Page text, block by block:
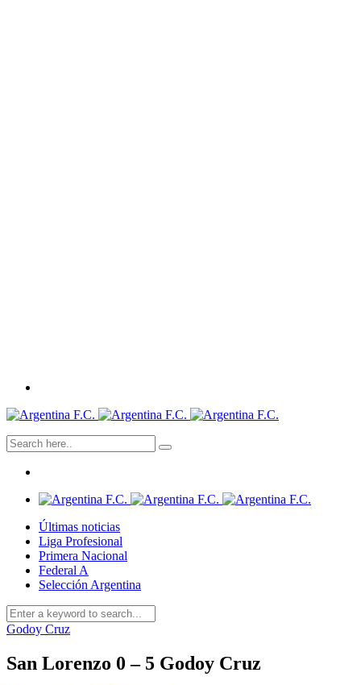
Últimas noticias
Liga Profesional
Primera Nacional
Federal A
Selección Argentina
Godoy Cruz
San Lorenzo 0 – 5 Godoy Cruz